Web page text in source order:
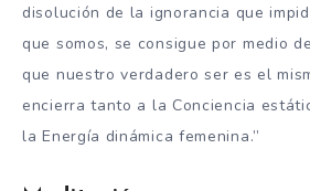
disolución de la ignorancia que
que somos, se consigue por medio
que nuestro verdadero ser es el
encierra tanto a la Conciencia
la Energía dinámica femenina.”